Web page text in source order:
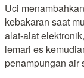
Uci
kebakaran saat
alat-alat
lemari es
penampungan air